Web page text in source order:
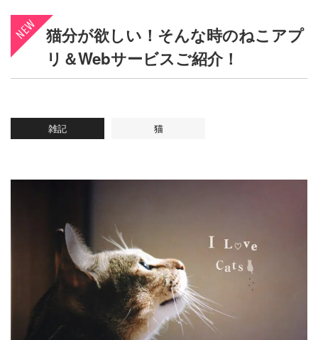
猫分が欲しい！そんな時のねこアプ
リ＆Webサービスご紹介！
雑記 猫